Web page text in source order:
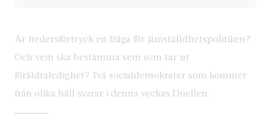
Är hedersförtryck en fråga för jämställdhetspolitiken?
Och vem ska bestämma vem som tar ut
föräldraledighet? Två socialdemokrater som kommer
från olika håll svarar i denna veckas Duellen.